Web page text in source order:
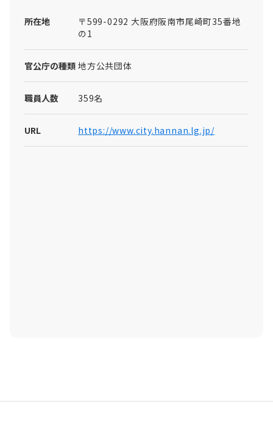
所在地
〒599-0292 大阪府阪南市尾崎町35番地
の1
官公庁の種類 地方公共団体
職員人数 359名
URL https://www.city.hannan.lg.jp/